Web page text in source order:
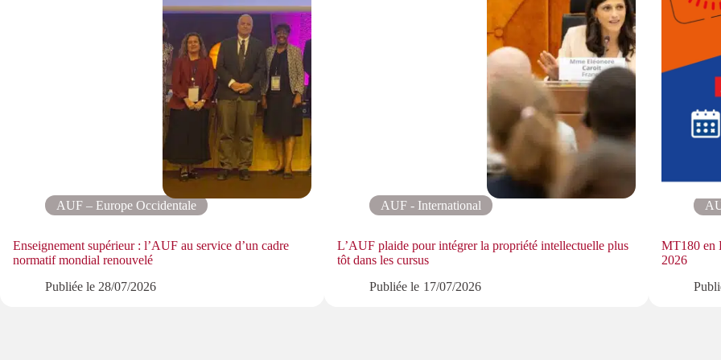
AUF – Europe Occidentale
Enseignement supérieur : l’AUF au service d’un cadre
normatif mondial renouvelé
Publiée le 28/07/2026
AUF - International
L’AUF plaide pour intégrer la propriété intellectuelle plus
tôt dans les cursus
Publiée le 17/07/2026
MT180 en
2026